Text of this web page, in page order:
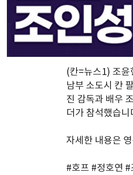
(칸=뉴스1) 조윤
남부 소도시 칸
진 감독과 배우
더가 참석했습니
자세한 내용은
#호프 #정호연 #